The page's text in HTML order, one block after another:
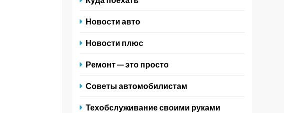
Новости авто
Новости плюс
Ремонт — это просто
Советы автомобилистам
Техобслуживание своими руками